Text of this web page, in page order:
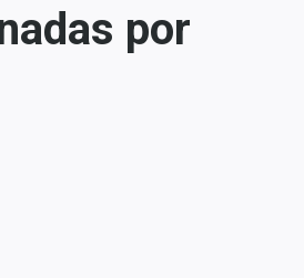
por